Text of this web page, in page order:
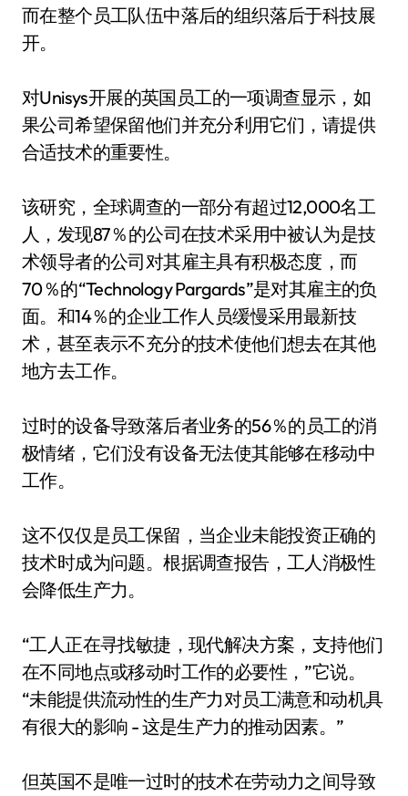
而在整个员工队伍中落后的组织落后于科技展
开。
对Unisys开展的英国员工的一项调查显示，如
果公司希望保留他们并充分利用它们，请提供
合适技术的重要性。
该研究，全球调查的一部分有超过12,000名工
人，发现87％的公司在技术采用中被认为是技
术领导者的公司对其雇主具有积极态度，而
70％的“Technology Pargards”是对其雇主的负
面。和14％的企业工作人员缓慢采用最新技
术，甚至表示不充分的技术使他们想去在其他
地方去工作。
过时的设备导致落后者业务的56％的员工的消
极情绪，它们没有设备无法使其能够在移动中
工作。
这不仅仅是员工保留，当企业未能投资正确的
技术时成为问题。根据调查报告，工人消极性
会降低生产力。
“工人正在寻找敏捷，现代解决方案，支持他们
在不同地点或移动时工作的必要性，”它说。
“未能提供流动性的生产力对员工满意和动机具
有很大的影响 - 这是生产力的推动因素。”
但英国不是唯一过时的技术在劳动力之间导致